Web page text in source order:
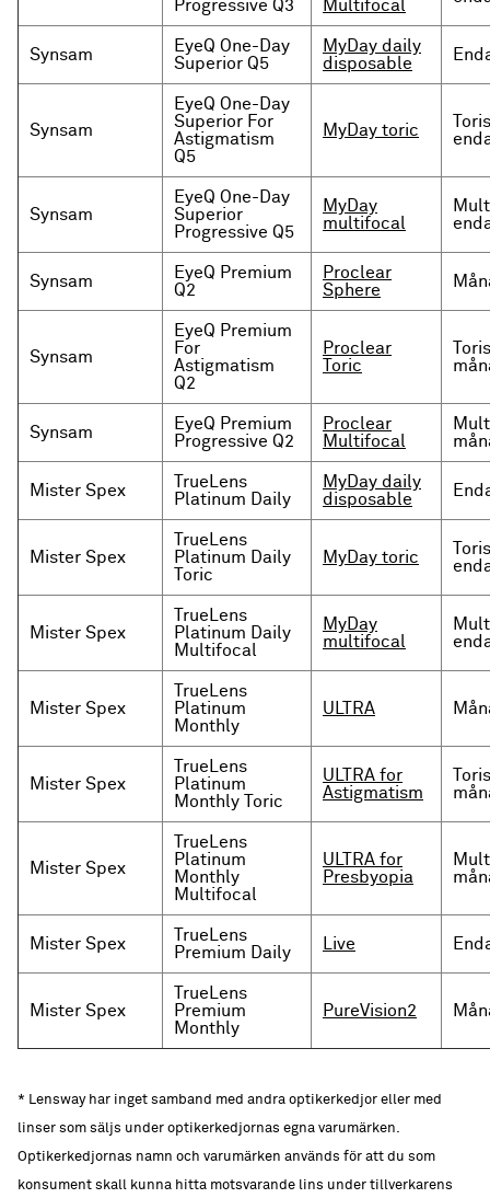
Progressive Q3
Multifocal
Synsam
EyeQ One-Day
Superior Q5
MyDay daily
disposable
Synsam
EyeQ One-Day
Superior For
Astigmatism
Q5
MyDay toric
Synsam
EyeQ One-Day
Superior
Progressive Q5
MyDay
multifocal
Synsam
EyeQ Premium
Q2
Proclear
Sphere
Synsam
EyeQ Premium
For
Astigmatism
Q2
Proclear
Toric
Synsam
EyeQ Premium
Progressive Q2
Proclear
Multifocal
Mister Spex
TrueLens
Platinum Daily
MyDay daily
disposable
Mister Spex
TrueLens
Platinum Daily
Toric
MyDay toric
Mister Spex
TrueLens
Platinum Daily
Multifocal
MyDay
multifocal
Mister Spex
TrueLens
Platinum
Monthly
ULTRA
Mister Spex
TrueLens
Platinum
Monthly Toric
ULTRA for
Astigmatism
Mister Spex
TrueLens
Platinum
Monthly
Multifocal
ULTRA for
Presbyopia
Mister Spex
TrueLens
Premium Daily
Live
Mister Spex
TrueLens
Premium
Monthly
PureVision2
* Lensway har inget samband med andra optikerkedjor eller med
linser som säljs under optikerkedjornas egna varumärken.
Optikerkedjornas namn och varumärken används för att du som
konsument skall kunna hitta motsvarande lins under tillverkarens